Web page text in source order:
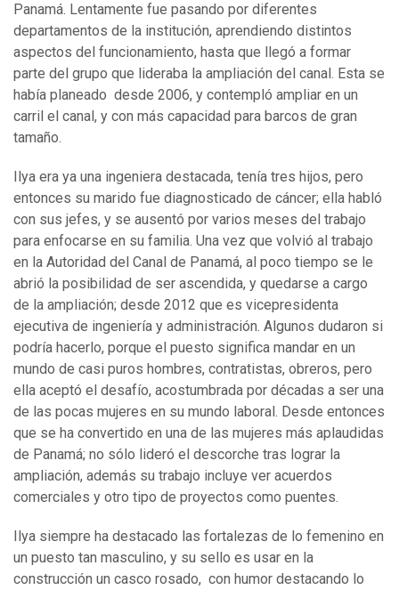
Panamá. Lentamente fue pasando por diferentes
departamentos de la institución, aprendiendo distintos
aspectos del funcionamiento, hasta que llegó a formar
parte del grupo que lideraba la ampliación del canal. Esta se
había planeado desde 2006, y contempló ampliar en un
carril el canal, y con más capacidad para barcos de gran
tamaño.
Ilya era ya una ingeniera destacada, tenía tres hijos, pero
entonces su marido fue diagnosticado de cáncer; ella habló
con sus jefes, y se ausentó por varios meses del trabajo
para enfocarse en su familia. Una vez que volvió al trabajo
en la Autoridad del Canal de Panamá, al poco tiempo se le
abrió la posibilidad de ser ascendida, y quedarse a cargo
de la ampliación; desde 2012 que es vicepresidenta
ejecutiva de ingeniería y administración. Algunos dudaron si
podría hacerlo, porque el puesto significa mandar en un
mundo de casi puros hombres, contratistas, obreros, pero
ella aceptó el desafío, acostumbrada por décadas a ser una
de las pocas mujeres en su mundo laboral. Desde entonces
que se ha convertido en una de las mujeres más aplaudidas
de Panamá; no sólo lideró el descorche tras lograr la
ampliación, además su trabajo incluye ver acuerdos
comerciales y otro tipo de proyectos como puentes.
Ilya siempre ha destacado las fortalezas de lo femenino en
un puesto tan masculino, y su sello es usar en la
construcción un casco rosado, con humor destacando lo